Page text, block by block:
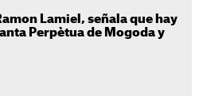
Lamiel, señala que hay
Perpètua de Mogoda y